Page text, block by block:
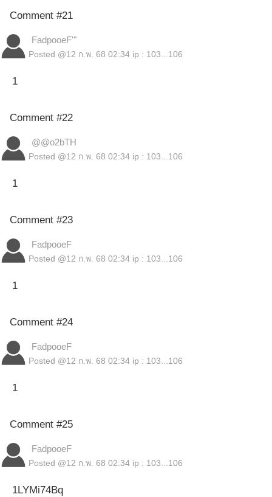
Comment #21
FadpooeF'"
Posted @12 ก.พ. 68 02:34 ip : 103...106
1
Comment #22
@@o2bTH
Posted @12 ก.พ. 68 02:34 ip : 103...106
1
Comment #23
FadpooeF
Posted @12 ก.พ. 68 02:34 ip : 103...106
1
Comment #24
FadpooeF
Posted @12 ก.พ. 68 02:34 ip : 103...106
1
Comment #25
FadpooeF
Posted @12 ก.พ. 68 02:34 ip : 103...106
1LYMi74Bq